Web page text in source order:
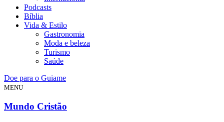
Podcasts
Bíblia
Vida & Estilo
Gastronomia
Moda e beleza
Turismo
Saúde
Doe para o Guiame
MENU
Mundo Cristão